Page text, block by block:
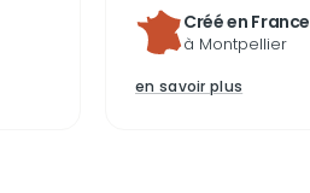
Créé en France
à Montpellier
en savoir plus